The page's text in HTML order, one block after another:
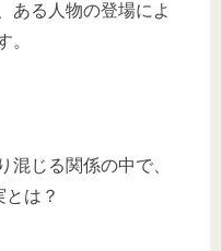
ある人物の登場によ
。
混じる関係の中で、
とは？